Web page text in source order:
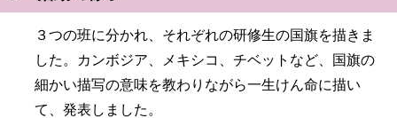
３つの班に分かれ、それぞれの研修生の国旗を描きま
した。カンボジア、メキシコ、チベットなど、国旗の
細かい描写の意味を教わりながら一生けん命に描い
て、発表しました。